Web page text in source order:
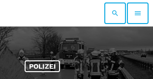
search menu
POLIZEI